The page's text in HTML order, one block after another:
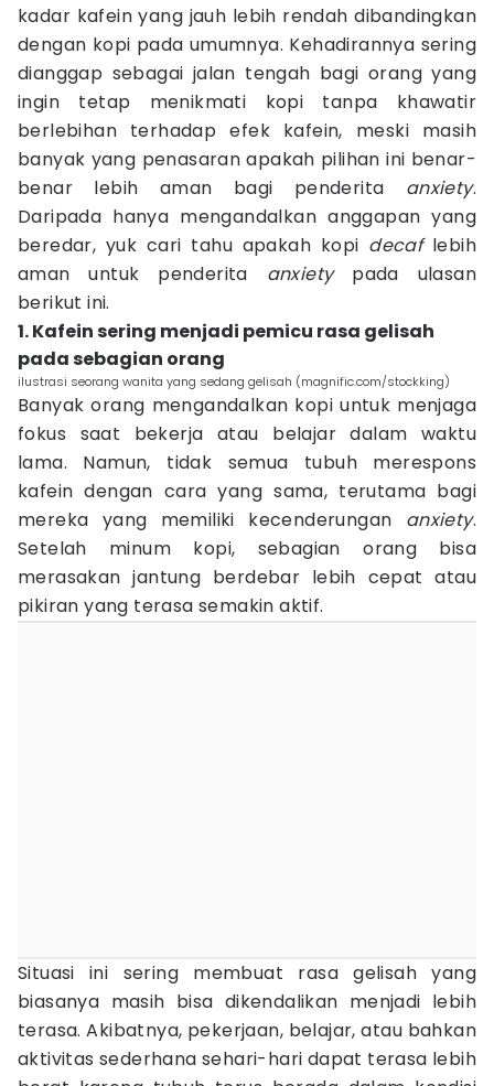
kadar kafein yang jauh lebih rendah dibandingkan
dengan kopi pada umumnya. Kehadirannya sering
dianggap sebagai jalan tengah bagi orang yang
ingin tetap menikmati kopi tanpa khawatir
berlebihan terhadap efek kafein, meski masih
banyak yang penasaran apakah pilihan ini benar-
benar lebih aman bagi penderita anxiety.
Daripada hanya mengandalkan anggapan yang
beredar, yuk cari tahu apakah kopi decaf lebih
aman untuk penderita anxiety pada ulasan
berikut ini.
1. Kafein sering menjadi pemicu rasa gelisah
pada sebagian orang
ilustrasi seorang wanita yang sedang gelisah (magnific.com/stockking)
Banyak orang mengandalkan kopi untuk menjaga
fokus saat bekerja atau belajar dalam waktu
lama. Namun, tidak semua tubuh merespons
kafein dengan cara yang sama, terutama bagi
mereka yang memiliki kecenderungan anxiety.
Setelah minum kopi, sebagian orang bisa
merasakan jantung berdebar lebih cepat atau
pikiran yang terasa semakin aktif.
Situasi ini sering membuat rasa gelisah yang
biasanya masih bisa dikendalikan menjadi lebih
terasa. Akibatnya, pekerjaan, belajar, atau bahkan
aktivitas sederhana sehari-hari dapat terasa lebih